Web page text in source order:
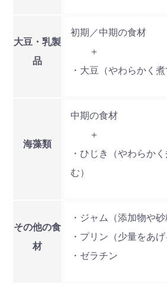
大豆・乳製
品
初期／中期の食材
＋
・大豆（やわらかく煮
海藻類
中期の食材
＋
・ひじき（やわらか
む）
その他の食
材
・ジャム（添加物や
・プリン（少量をあげ
・ゼラチン
#プレゼント #教育 #0歳
プレゼント&
キャンペーン
学び